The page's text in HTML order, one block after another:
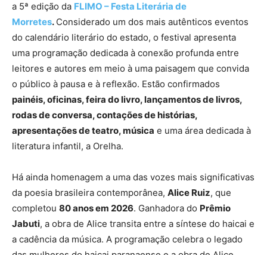
a 5ª edição da FLIMO – Festa Literária de
Morretes. Considerado um dos mais autênticos eventos
do calendário literário do estado, o festival apresenta
uma programação dedicada à conexão profunda entre
leitores e autores em meio à uma paisagem que convida
o público à pausa e à reflexão. Estão confirmados
painéis, oficinas, feira do livro, lançamentos de livros,
rodas de conversa, contações de histórias,
apresentações de teatro, música e uma área dedicada à
literatura infantil, a Orelha.
Há ainda homenagem a uma das vozes mais significativas
da poesia brasileira contemporânea, Alice Ruiz, que
completou 80 anos em 2026. Ganhadora do Prêmio
Jabuti, a obra de Alice transita entre a síntese do haicai e
a cadência da música. A programação celebra o legado